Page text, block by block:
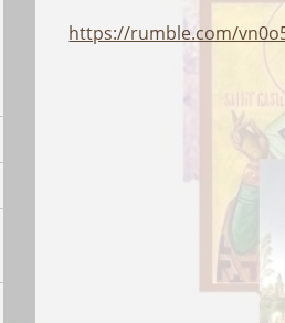
https://rumble.com/